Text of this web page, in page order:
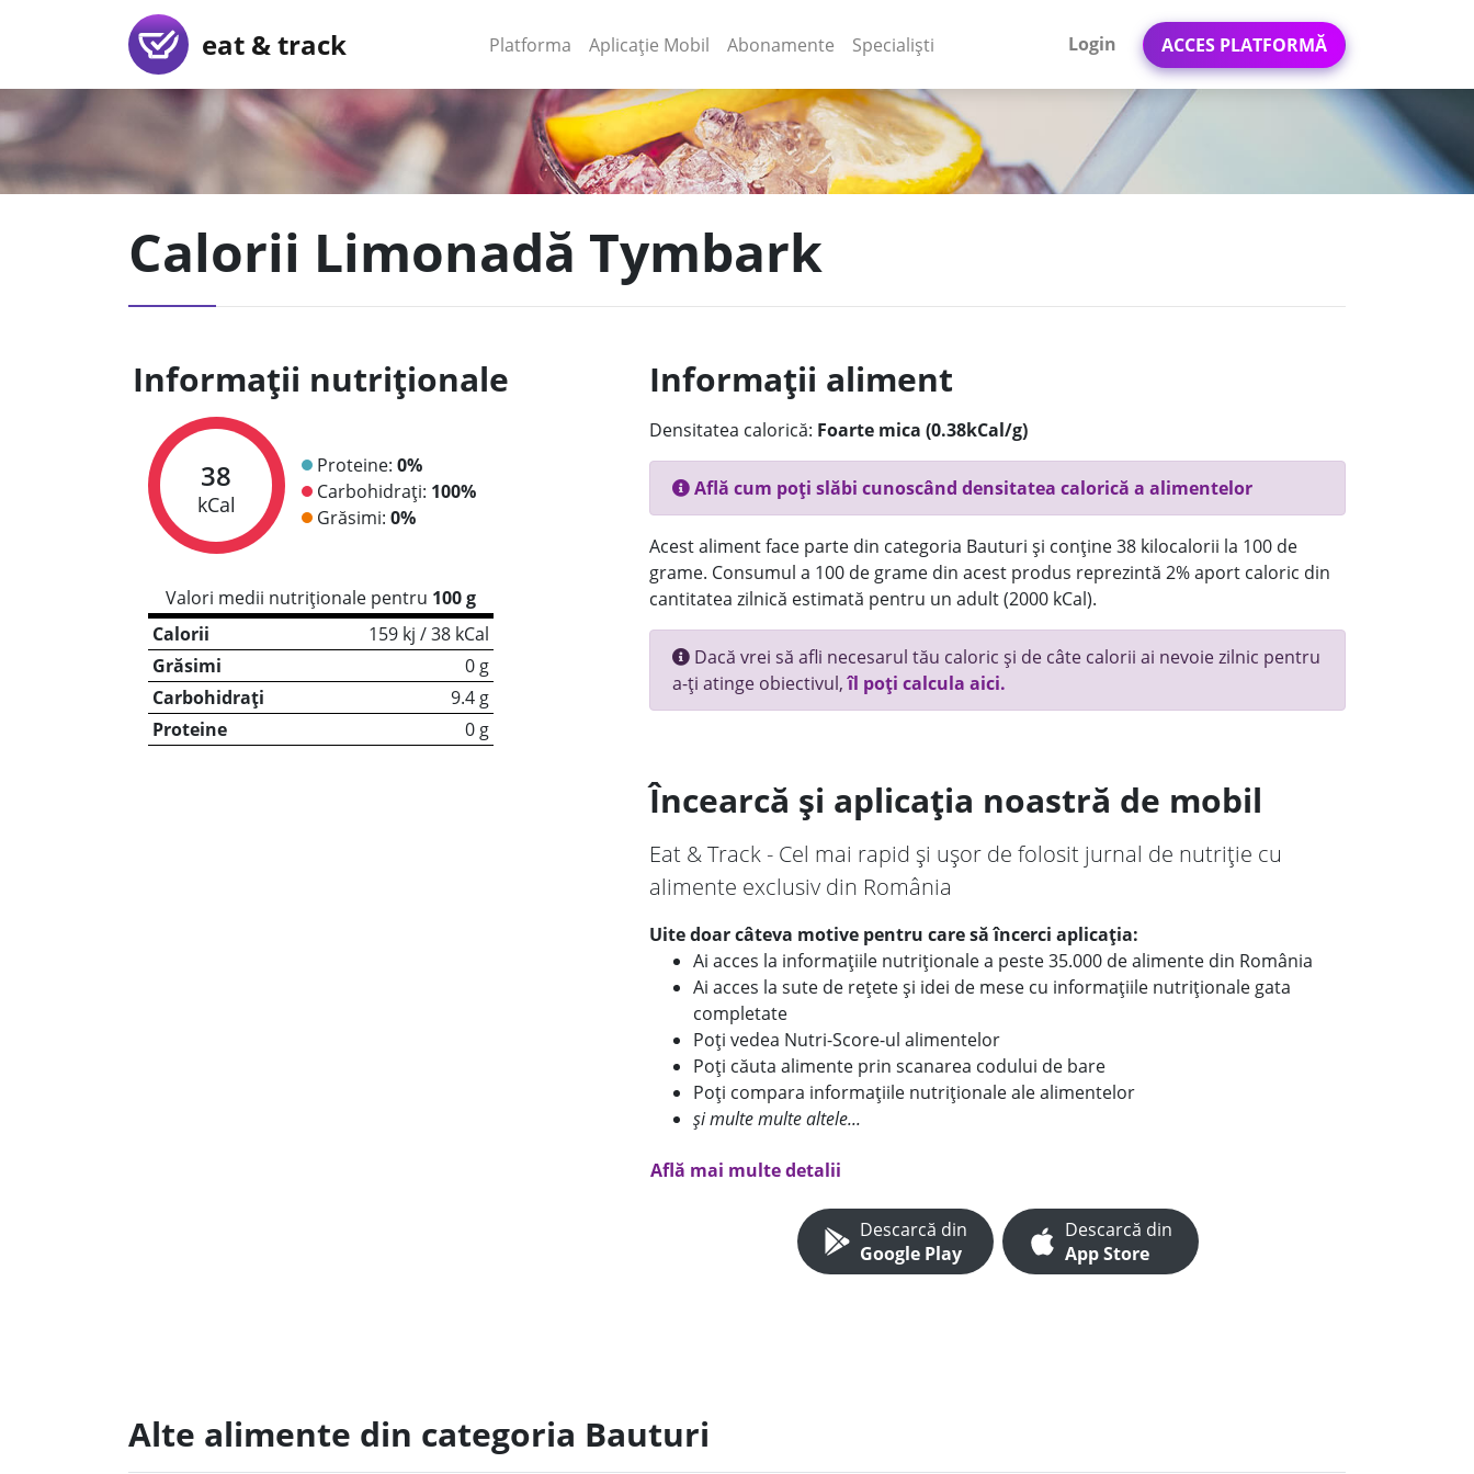
eat & track Platforma (current)
Aplicație Mobil (current)
Abonamente Specialiști Login ACCES PLATFORMĂ
Calorii Limonadă Tymbark
Informații nutriționale
38
kCal
Proteine: 0%
Carbohidrați: 100%
Grăsimi: 0%
Valori medii nutriționale pentru 100 g
Calorii
159 kj / 38 kCal
Grăsimi
0 g
Carbohidrați
9.4 g
Proteine
0 g
Informații aliment
Densitatea calorică: Foarte mica (0.38kCal/g)
Află cum poți slăbi cunoscând densitatea calorică a alimentelor
Acest aliment face parte din categoria Bauturi și conține 38 kilocalorii la 100 de
grame. Consumul a 100 de grame din acest produs reprezintă 2% aport caloric din
cantitatea zilnică estimată pentru un adult (2000 kCal).
Dacă vrei să afli necesarul tău caloric și de câte calorii ai nevoie zilnic pentru
a-ți atinge obiectivul,îl poți calcula aici.
Încearcă și aplicația noastră de mobil
Eat & Track - Cel mai rapid și ușor de folosit jurnal de nutriție cu
alimente exclusiv din România
Uite doar câteva motive pentru care să încerci aplicația:
Ai acces la informațiile nutriționale a peste 35.000 de alimente din România
Ai acces la sute de rețete și idei de mese cu informațiile nutriționale gata
completate
Poți vedea Nutri-Score-ul alimentelor
Poți căuta alimente prin scanarea codului de bare
Poți compara informațiile nutriționale ale alimentelor
și multe multe altele...
Află mai multe detalii
Descarcă din
Google Play
Descarcă din
App Store
Alte alimente din categoria Bauturi